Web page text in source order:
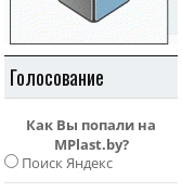
Голосование
Как Вы попали на
MPlast.by?
Поиск Яндекс